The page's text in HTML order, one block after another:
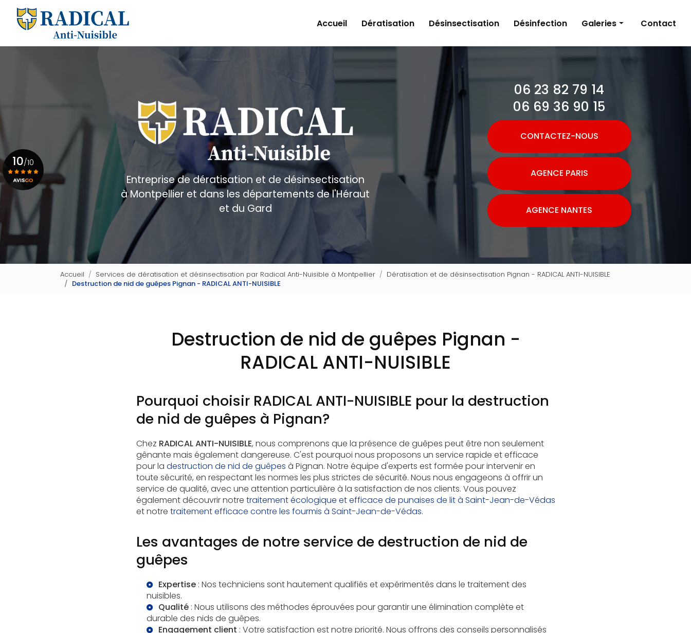
contenu
Accueil Dératisation Désinsectisation Désinfection Galeries
Dératisation
Désinfection
Contact
Entreprise de dératisation et de désinsectisation
à Montpellier et dans les départements de l'Héraut
et du Gard
06 23 82 79 14
06 69 36 90 15
CONTACTEZ-NOUS
AGENCE PARIS
AGENCE NANTES
10/10
Voir le certificat
Accueil Services de dératisation et désinsectisation par Radical Anti-Nuisible à Montpellier
Dératisation et de désinsectisation Pignan - RADICAL ANTI-NUISIBLE
Destruction de nid de guêpes Pignan - RADICAL ANTI-NUISIBLE
Destruction de nid de guêpes Pignan -
RADICAL ANTI-NUISIBLE
Pourquoi choisir RADICAL ANTI-NUISIBLE pour la destruction
de nid de guêpes à Pignan?
Chez RADICAL ANTI-NUISIBLE, nous comprenons que la présence de guêpes peut être non seulement
gênante mais également dangereuse. C'est pourquoi nous proposons un service rapide et efficace
pour la destruction de nid de guêpes à Pignan. Notre équipe d'experts est formée pour intervenir en
toute sécurité, en respectant les normes les plus strictes de sécurité. Nous nous engageons à offrir un
service de qualité, avec une attention particulière à la satisfaction de nos clients. Vous pouvez
également découvrir notre traitement écologique et efficace de punaises de lit à Saint-Jean-de-Védas
et notre traitement efficace contre les fourmis à Saint-Jean-de-Védas.
Les avantages de notre service de destruction de nid de
guêpes
Expertise: Nos techniciens sont hautement qualifiés et expérimentés dans le traitement des
nuisibles.
Qualité: Nous utilisons des méthodes éprouvées pour garantir une élimination complète et
durable des nids de guêpes.
Engagement client : Votre satisfaction est notre priorité. Nous offrons des conseils personnalisés